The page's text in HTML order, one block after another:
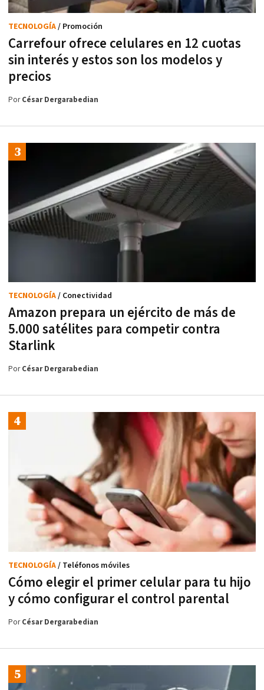
Carrefour ofrece celulares en 12 cuotas
sin interés y estos son los modelos y
precios
TECNOLOGÍA/ Promoción
PorCésar Dergarabedian
Amazon prepara un ejército de más de
5.000 satélites para competir contra
Starlink
TECNOLOGÍA/ Conectividad
PorCésar Dergarabedian
Cómo elegir el primer celular para tu hijo
y cómo configurar el control parental
TECNOLOGÍA/ Teléfonos móviles
PorCésar Dergarabedian